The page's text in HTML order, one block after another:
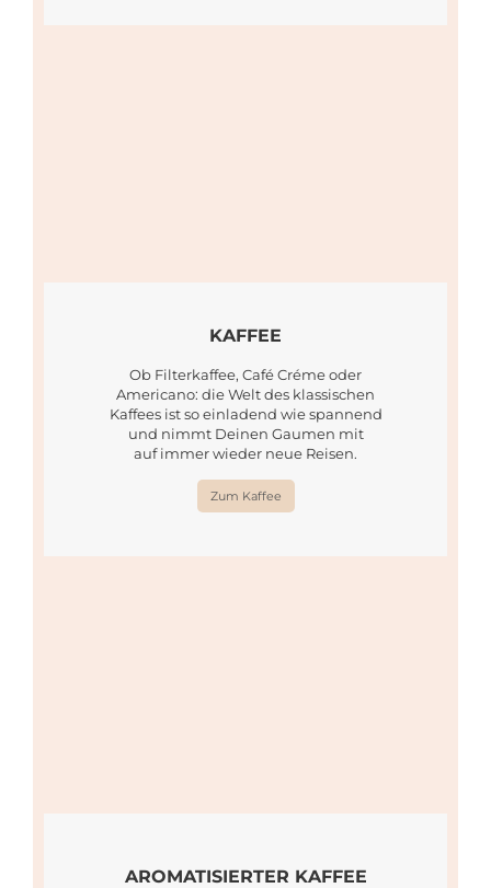
KAFFEE
Ob Filterkaffee, Café Créme oder
Americano: die Welt des klassischen
Kaffees ist so einladend wie spannend
und nimmt Deinen Gaumen mit
auf immer wieder neue Reisen.
Zum Kaffee
AROMATISIERTER KAFFEE